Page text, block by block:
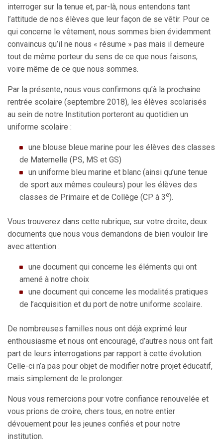
interroger sur la tenue et, par-là, nous entendons tant
l’attitude de nos élèves que leur façon de se vêtir. Pour ce
qui concerne le vêtement, nous sommes bien évidemment
convaincus qu’il ne nous « résume » pas mais il demeure
tout de même porteur du sens de ce que nous faisons,
voire même de ce que nous sommes.
Par la présente, nous vous confirmons qu’à la prochaine
rentrée scolaire (septembre 2018), les élèves scolarisés
au sein de notre Institution porteront au quotidien un
uniforme scolaire :
une blouse bleue marine pour les élèves des classes
de Maternelle (PS, MS et GS)
un uniforme bleu marine et blanc (ainsi qu’une tenue
de sport aux mêmes couleurs) pour les élèves des
classes de Primaire et de Collège (CP à 3 e).
Vous trouverez dans cette rubrique, sur votre droite, deux
documents que nous vous demandons de bien vouloir lire
avec attention :
une document qui concerne les éléments qui ont
amené à notre choix
une document qui concerne les modalités pratiques
de l’acquisition et du port de notre uniforme scolaire.
De nombreuses familles nous ont déjà exprimé leur
enthousiasme et nous ont encouragé, d’autres nous ont fait
part de leurs interrogations par rapport à cette évolution.
Celle-ci n’a pas pour objet de modifier notre projet éducatif,
mais simplement de le prolonger.
Nous vous remercions pour votre confiance renouvelée et
vous prions de croire, chers tous, en notre entier
dévouement pour les jeunes confiés et pour notre
institution.